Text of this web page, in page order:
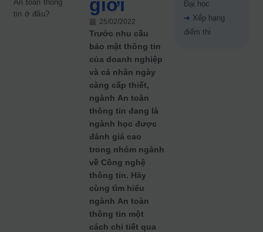
An toàn thông
tin ở đâu?
giới
25/02/2022
Trước nhu cầu
bảo mật thông tin
của doanh nghiệp
và cá nhân ngày
càng cấp thiết,
ngành An toàn
thông tin đang là
ngành học được
đánh giá cao
trong nhóm ngành
về Công nghệ
thông tin. Hãy
cùng tìm hiểu
ngành An toàn
thông tin một
cách chi tiết qua
Đại học
➜ Xếp hạng
điểm thi